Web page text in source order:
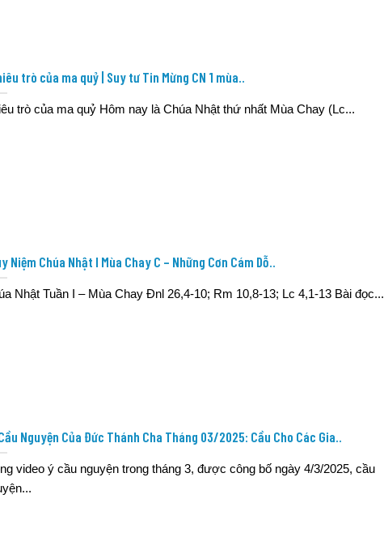
trò của ma quỷ | Suy tư Tin Mừng CN 1 mùa..
trò của ma quỷ Hôm nay là Chúa Nhật thứ nhất Mùa Chay (Lc...
Niệm Chúa Nhật I Mùa Chay C – Những Cơn Cám Dỗ..
Nhật Tuần I – Mùa Chay Đnl 26,4-10; Rm 10,8-13; Lc 4,1-13 Bài đọc...
Nguyện Của Đức Thánh Cha Tháng 03/2025: Cầu Cho Các Gia..
video ý cầu nguyện trong tháng 3, được công bố ngày 4/3/2025, cầu